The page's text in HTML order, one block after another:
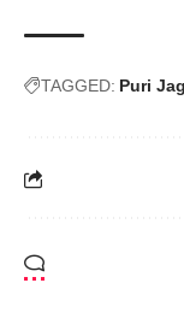
TAGGED: Puri